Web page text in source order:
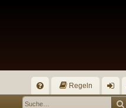
FA
Regeln